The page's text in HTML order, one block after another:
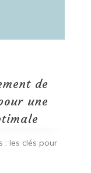
de
une
: les clés pour